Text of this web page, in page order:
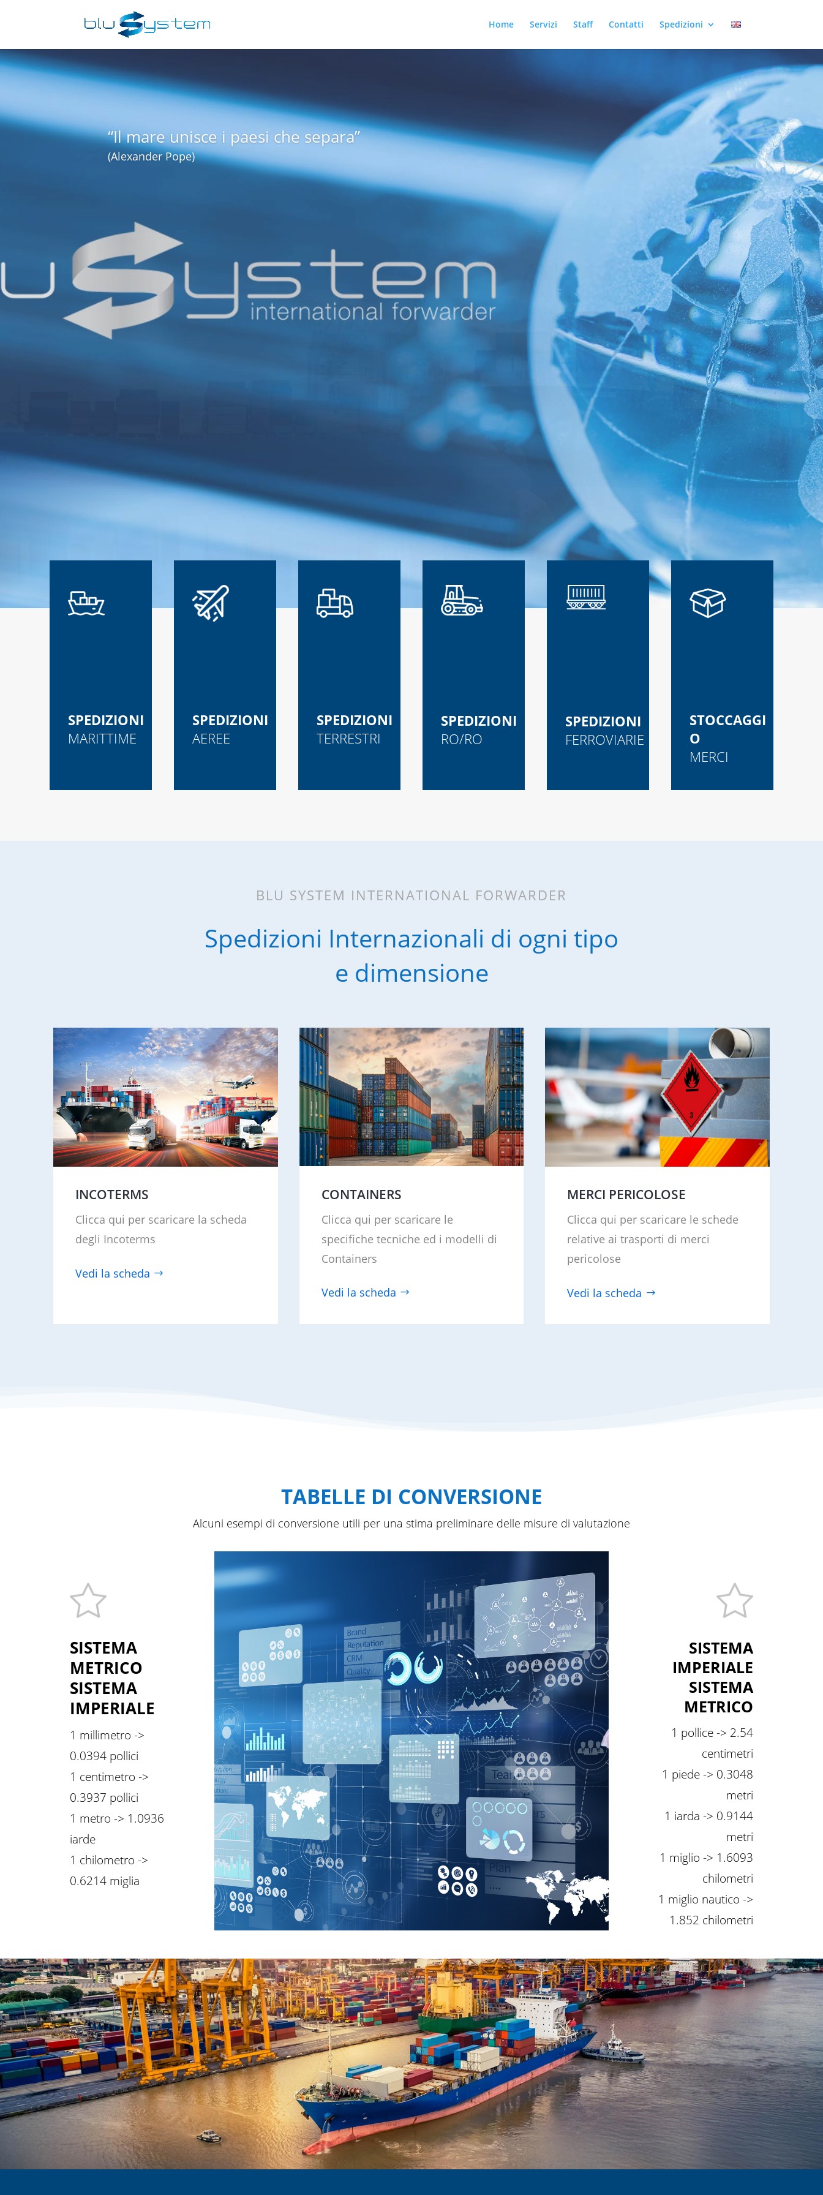
Home Servizi Staff Contatti Spedizioni
TRASPORTI INTERNAZIONALI
Competenza ed esperienza nel settore
SPEDIZIONI
MARITTIME
SPEDIZIONI
AEREE
SPEDIZIONI
TERRESTRI
SPEDIZIONI
RO/RO
SPEDIZIONI
FERROVIARIE
STOCCAGGI
O
MERCI
BLU SYSTEM INTERNATIONAL FORWARDER
Spedizioni Internazionali di ogni tipo
e dimensione
INCOTERMS
Clicca qui per scaricare la scheda
degli Incoterms
Vedi la scheda
CONTAINERS
Clicca qui per scaricare le
specifiche tecniche ed i modelli di
Containers
Vedi la scheda
MERCI PERICOLOSE
Clicca qui per scaricare le schede
relative ai trasporti di merci
pericolose
Vedi la scheda
TABELLE DI CONVERSIONE
Alcuni esempi di conversione utili per una stima preliminare delle misure di valutazione
SISTEMA
METRICO
SISTEMA
IMPERIALE
1 millimetro ->
0.0394 pollici
1 centimetro ->
0.3937 pollici
1 metro -> 1.0936
iarde
1 chilometro ->
0.6214 miglia
SISTEMA
IMPERIALE
SISTEMA
METRICO
1 pollice -> 2.54
centimetri
1 piede -> 0.3048
metri
1 iarda -> 0.9144
metri
1 miglio -> 1.6093
chilometri
1 miglio nautico ->
1.852 chilometri